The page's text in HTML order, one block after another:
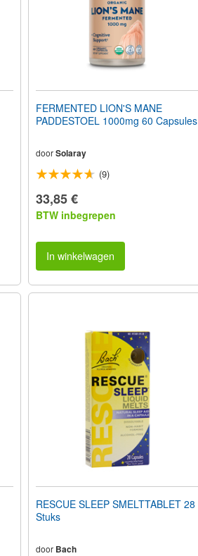
FERMENTED LION'S MANE
PADDESTOEL 1000mg 60 Capsules
door Solaray
(9)
33,85 €
BTW inbegrepen
In winkelwagen
RESCUE SLEEP SMELTTABLET 28
Stuks
door Bach